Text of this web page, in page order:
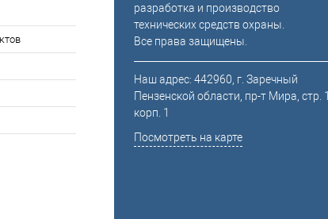
разработка и производство
технических средств охраны.
Все права защищены.
Наш адрес: 442960, г. Заречный
Пензенской области, пр-т Мира, стр. 1,
корп. 1
Посмотреть на карте